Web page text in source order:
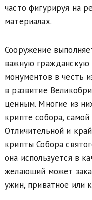
часто фигурируя на
материалах.
Сооружение
важную гражданскую
монументов в честь
в развитие
ценным. Многие из
крипте собора,
Отличительной и
крипты Собора
она используется в
желающий может
ужин, приватное или